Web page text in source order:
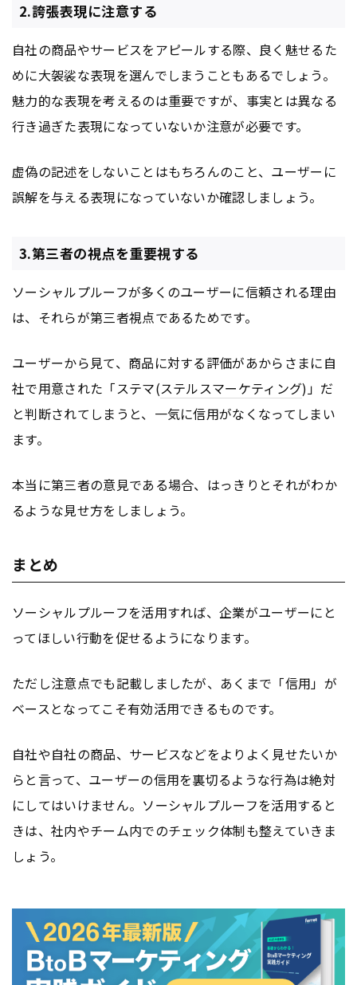
2.誇張表現に注意する
自社の商品やサービスをアピールする際、良く魅せるた
めに大袈裟な表現を選んでしまうこともあるでしょう。
魅力的な表現を考えるのは重要ですが、事実とは異なる
行き過ぎた表現になっていないか注意が必要です。
虚偽の記述をしないことはもちろんのこと、ユーザーに
誤解を与える表現になっていないか確認しましょう。
3.第三者の視点を重要視する
ソーシャルプルーフが多くのユーザーに信頼される理由
は、それらが第三者視点であるためです。
ユーザーから見て、商品に対する評価があからさまに自
社で用意された「ステマ(ステルスマーケティング)」だ
と判断されてしまうと、一気に信用がなくなってしまい
ます。
本当に第三者の意見である場合、はっきりとそれがわか
るような見せ方をしましょう。
まとめ
ソーシャルプルーフを活用すれば、企業がユーザーにと
ってほしい行動を促せるようになります。
ただし注意点でも記載しましたが、あくまで「信用」が
ベースとなってこそ有効活用できるものです。
自社や自社の商品、サービスなどをよりよく見せたいか
らと言って、ユーザーの信用を裏切るような行為は絶対
にしてはいけません。ソーシャルプルーフを活用すると
きは、社内やチーム内でのチェック体制も整えていきま
しょう。